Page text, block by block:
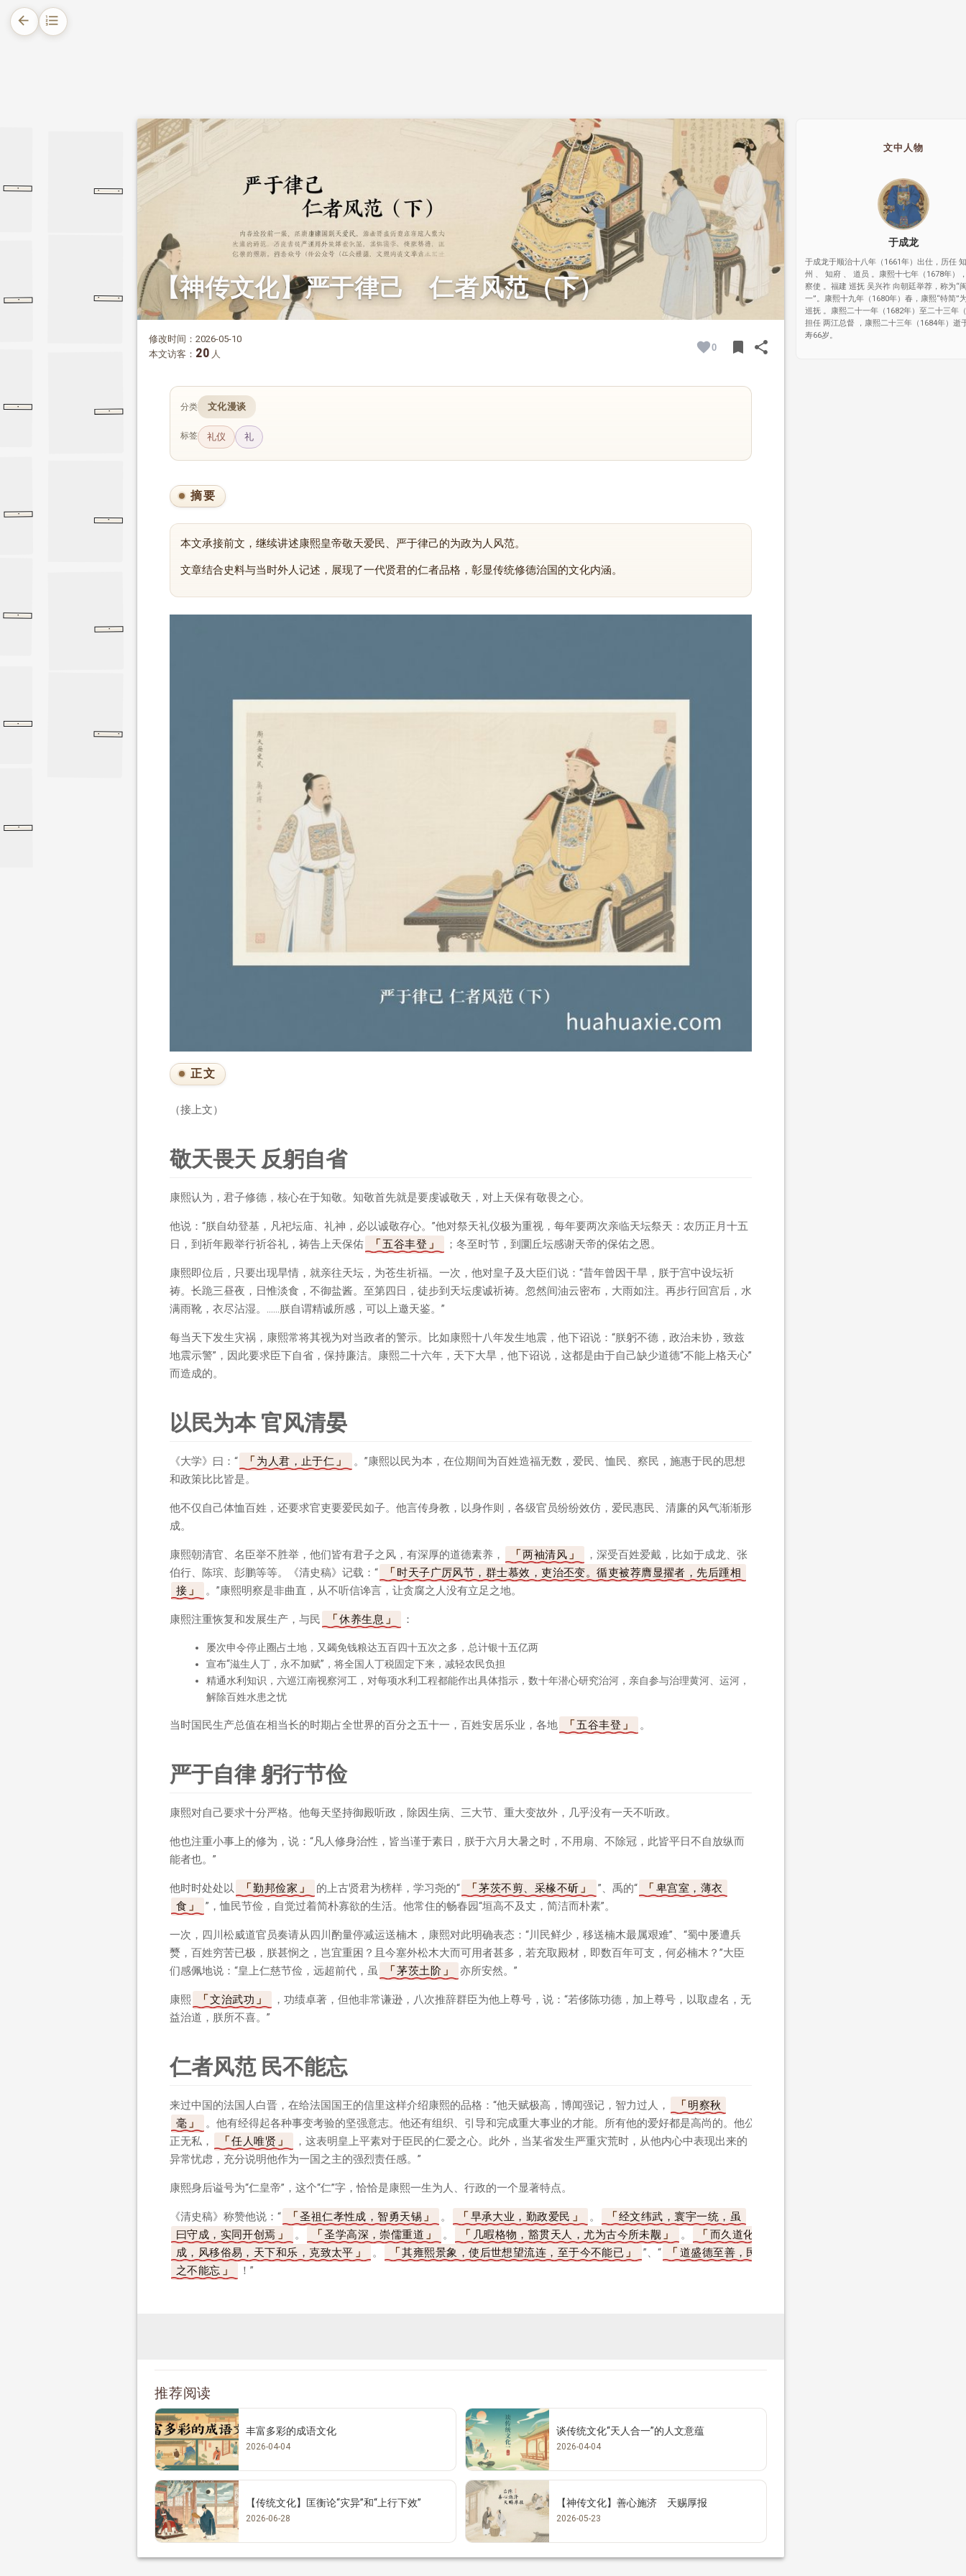
arrow_back format_list_numbered
敬天畏天 反躬自省
祖本纪
·
吏传
·
循吏传
蠹
·
学
·
伯
·
禹谟
·
道上
尹文子
·
大道上
于谦
·
·
韩愈
·
·
梁惠王上
·
梁惠王上
咸有一德
·
咸有一德
祭法
·
龙韬
·
·
【神传文化】严于律己 仁者风范（下）
修改时间：2026-05-10
本文访客： 20 人
0 bookmarkBOOKMARK
shareSHARE
分类 文化漫谈
标签 礼仪 礼
摘要
本文承接前文，继续讲述康熙皇帝敬天爱民、严于律己的为政为人风范。
文章结合史料与当时外人记述，展现了一代贤君的仁者品格，彰显传统修德治国的文化内涵。
正文
（接上文）
敬天畏天 反躬自省
康熙认为，君子修德，核心在于知敬。知敬首先就是要虔诚敬天，对上天保有敬畏之心。
他说：“朕自幼登基，凡祀坛庙、礼神，必以诚敬存心。”他对祭天礼仪极为重视，每年要两次亲临天坛祭天：农历正月十五
日，到祈年殿举行祈谷礼，祷告上天保佑
五谷丰登 ；冬至时节，到圜丘坛感谢天帝的保佑之恩。
康熙即位后，只要出现旱情，就亲往天坛，为苍生祈福。一次，他对皇子及大臣们说：“昔年曾因干旱，朕于宫中设坛祈
祷。长跪三昼夜，日惟淡食，不御盐酱。至第四日，徒步到天坛虔诚祈祷。忽然间油云密布，大雨如注。再步行回宫后，水
满雨靴，衣尽沾湿。……朕自谓精诚所感，可以上邀天鉴。”
每当天下发生灾祸，康熙常将其视为对当政者的警示。比如康熙十八年发生地震，他下诏说：“朕躬不德，政治未协，致兹
地震示警”，因此要求臣下自省，保持廉洁。康熙二十六年，天下大旱，他下诏说，这都是由于自己缺少道德“不能上格天心”
而造成的。
以民为本 官风清晏
《大学》曰：“ 为人君，止于仁
。”康熙以民为本，在位期间为百姓造福无数，爱民、恤民、察民，施惠于民的思想
和政策比比皆是。
他不仅自己体恤百姓，还要求官吏要爱民如子。他言传身教，以身作则，各级官员纷纷效仿，爱民惠民、清廉的风气渐渐形
成。
康熙朝清官、名臣举不胜举，他们皆有君子之风，有深厚的道德素养， 两袖清风
，深受百姓爱戴，比如于成龙、张
伯行、陈瑸、彭鹏等等。《清史稿》记载：“
时天子广厉风节，群士慕效，吏治丕变。循吏被荐膺显擢者，先后踵相
接
。”康熙明察是非曲直，从不听信谗言，让贪腐之人没有立足之地。
康熙注重恢复和发展生产，与民 休养生息 ：
屡次申令停止圈占土地，又蠲免钱粮达五百四十五次之多，总计银十五亿两
宣布“滋生人丁，永不加赋”，将全国人丁税固定下来，减轻农民负担
精通水利知识，六巡江南视察河工，对每项水利工程都能作出具体指示，数十年潜心研究治河，亲自参与治理黄河、运河，
解除百姓水患之忧
当时国民生产总值在相当长的时期占全世界的百分之五十一，百姓安居乐业，各地 五谷丰登 。
严于自律 躬行节俭
康熙对自己要求十分严格。他每天坚持御殿听政，除因生病、三大节、重大变故外，几乎没有一天不听政。
他也注重小事上的修为，说：“凡人修身治性，皆当谨于素日，朕于六月大暑之时，不用扇、不除冠，此皆平日不自放纵而
能者也。”
他时时处处以 勤邦俭家 的上古贤君为榜样，学习尧的“ 茅茨不剪、采椽不斫 ”、禹的“
卑宫室，薄衣
食
”，恤民节俭，自觉过着简朴寡欲的生活。他常住的畅春园“垣高不及丈，简洁而朴素”。
一次，四川松威道官员奏请从四川酌量停减运送楠木，康熙对此明确表态：“川民鲜少，移送楠木最属艰难”、“蜀中屡遭兵
燹，百姓穷苦已极，朕甚悯之，岂宜重困？且今塞外松木大而可用者甚多，若充取殿材，即数百年可支，何必楠木？”大臣
们感佩地说：“皇上仁慈节俭，远超前代，虽
茅茨土阶 亦所安然。”
康熙 文治武功
，功绩卓著，但他非常谦逊，八次推辞群臣为他上尊号，说：“若侈陈功德，加上尊号，以取虚名，无
益治道，朕所不喜。”
仁者风范 民不能忘
来过中国的法国人白晋，在给法国国王的信里这样介绍康熙的品格：“他天赋极高，博闻强记，智力过人，
明察秋
毫
。他有经得起各种事变考验的坚强意志。他还有组织、引导和完成重大事业的才能。所有他的爱好都是高尚的。他公
正无私，
任人唯贤
，这表明皇上平素对于臣民的仁爱之心。此外，当某省发生严重灾荒时，从他内心中表现出来的
异常忧虑，充分说明他作为一国之主的强烈责任感。”
康熙身后谥号为“仁皇帝”，这个“仁”字，恰恰是康熙一生为人、行政的一个显著特点。
《清史稿》称赞他说：“ 圣祖仁孝性成，智勇天锡 。 早承大业，勤政爱民 。
经文纬武，寰宇一统，虽
曰守成，实同开创焉
。 圣学高深，崇儒重道 。 几暇格物，豁贯天人，尤为古今所未觏 。
而久道化
成，风移俗易，天下和乐，克致太平
。 其雍熙景象，使后世想望流连，至于今不能已 ”、“
道盛德至善，民
之不能忘
！”
推荐阅读
丰富多彩的成语文化
2026-04-04
谈传统文化“天人合一”的人文意蕴
2026-04-04
【传统文化】匡衡论“灾异”和“上行下效”
2026-06-28
【神传文化】善心施济 天赐厚报
2026-05-23
文中人物
于成龙
于成龙于顺治十八年（1661年）出仕，历任
州 、 知府 、 道员 。康熙十七年（1678年）
察使 。福建 巡抚 吴兴祚 向朝廷举荐，称为“
一”。康熙十九年（1680年）春，康熙“特简”
巡抚 。康熙二十一年（1682年）至二十三年
担任 两江总督 ，康熙二十三年（1684年）逝
寿66岁。